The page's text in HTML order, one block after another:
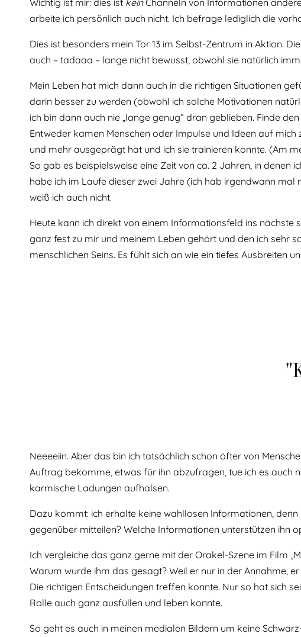
Wichtig ist mir: dies ist keinChanneln von Informationen
arbeite ich persönlich auch nicht. Ich befrage lediglich die
Dies ist besonders mein Tor 13 im Selbst-Zentrum in Aktion.
auch – tadaaa – lange nicht bewusst, obwohl sie natürlich
Mein Leben hat mich dann auch in die richtigen Situationen
darin besser zu werden (obwohl ich solche Motivationen
ich bin dann auch nie „lange genug“ dran geblieben. Finde den
Entweder kamen Menschen oder Impulse und Ideen auf
und mehr ausgeprägt hat und ich sie trainieren konnte. (Am
So gab es beispielsweise eine Zeit von ca. 2 Jahren, in
habe ich im Laufe dieser zwei Jahre (ich hab irgendwann mal
weiß ich auch nicht.
Heute kann ich direkt von einem Informationsfeld ins nächste
ganz fest zu mir und meinem Leben gehört und den ich sehr
menschlichen Seins. Es fühlt sich an wie ein tiefes Ausbreiten
Neeeeiin. Aber das bin ich tatsächlich schon öfter von
Auftrag bekomme, etwas für ihn abzufragen, tue ich es auch
karmische Ladungen aufhalsen.
Dazu kommt: ich erhalte keine wahllosen Informationen,
gegenüber mitteilen? Welche Informationen unterstützen ihn
Ich vergleiche das ganz gerne mit der Orakel-Szene im Film
Warum wurde ihm das gesagt? Weil er nur in der Annahme, er
Die richtigen Entscheidungen treffen konnte. Nur so hat sich
Rolle auch ganz ausfüllen und leben konnte.
So geht es auch in meinen medialen Bildern um keine